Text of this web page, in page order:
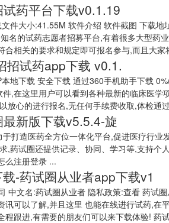
药平台下载v0.1.19
件大小:41.55M 软件介绍 软件截图 下载
名的试药志愿者招募平台,有着很多大型药
相关的要求和规定即可报名参与,而且大家
招试药app下载 v0.1.
地下载 安全下载 通过360手机助手下载
,在这里用户可以看到各种最新的临床医学
放心的进行报名,无任何手续费收取,体检通
新版下载v5.5.4-旋
打造医药全方位一体化平台,促进医疗行业
,药试圈还提供记录、协同、学习等,支持个
么注册登录 ...
-药试圈从业者app下载v1
中文名:药试圈从业者 隐私政策:查看 药试
可以了解,并且这里 也能在线进行试药,在
跟进,有需要的朋友们可以来下载体验! 药